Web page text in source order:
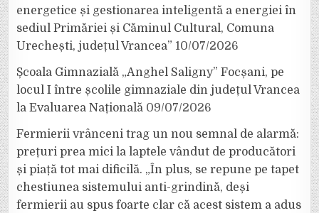
energetice și gestionarea inteligentă a energiei în
sediul Primăriei și Căminul Cultural, Comuna
Urechești, județul Vrancea” 10/07/2026
Școala Gimnazială „Anghel Saligny” Focșani, pe
locul I între școlile gimnaziale din județul Vrancea
la Evaluarea Națională 09/07/2026
Fermierii vrânceni trag un nou semnal de alarmă:
prețuri prea mici la laptele vândut de producători
și piață tot mai dificilă. „În plus, se repune pe tapet
chestiunea sistemului anti-grindină, deși
fermierii au spus foarte clar că acest sistem a adus